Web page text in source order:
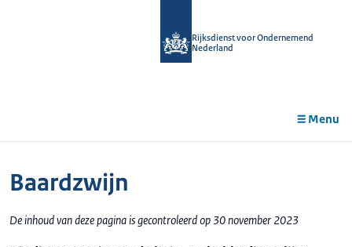
Rijksdienst voor Ondernemend
Nederland
Menu
Baardzwijn
De inhoud van deze pagina is gecontroleerd op 30 november 2023